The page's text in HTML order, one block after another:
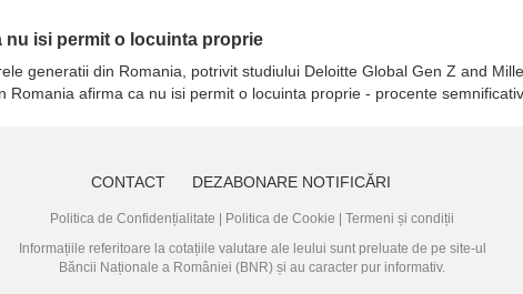
nu isi permit o locuinta proprie
generatii din Romania, potrivit studiului Deloitte Global Gen Z and
afirma ca nu isi permit o locuinta proprie - procente
CONTACT DEZABONARE NOTIFICĂRI
Politica de Confidențialitate Politica de Cookie
Termeni și condiții
Informațiile referitoare la cotațiile valutare ale leului sunt preluate de pe site-ul
Băncii Naționale a României (BNR) și au caracter pur informativ.